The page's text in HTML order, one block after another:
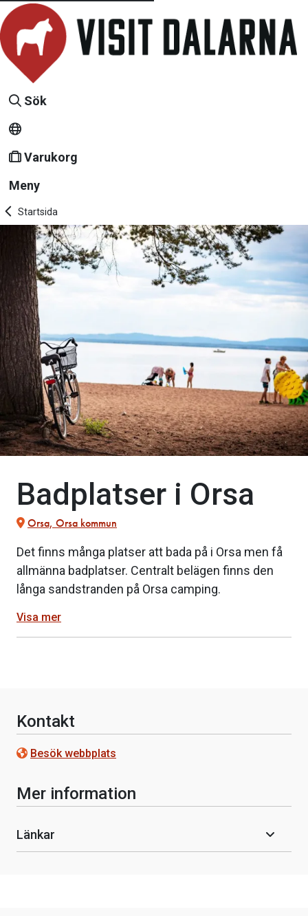
Sök
Varukorg
Meny
Startsida
Badplatser i Orsa
Orsa, Orsa kommun
Det finns många platser att bada på i Orsa men få
allmänna badplatser. Centralt belägen finns den
långa sandstranden på Orsa camping.
Visa mer
Kontakt
Besök webbplats
Mer information
Länkar